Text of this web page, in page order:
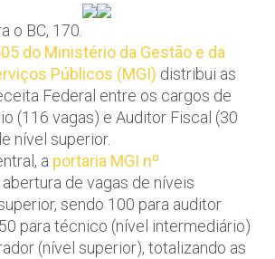
o BC, 170.
do Ministério da Gestão e da
Públicos (MGI) distribui as
Federal entre os cargos de
(116 vagas) e Auditor Fiscal (30
nível superior.
a portaria MGI nº
de vagas de níveis
sendo 100 para auditor
para técnico (nível intermediário)
(nível superior), totalizando as